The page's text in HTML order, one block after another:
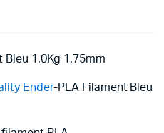
Bleu 1.0Kg 1.75mm
Ender-PLA Filament Bleu